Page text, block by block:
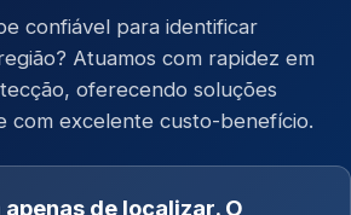
confiável para identificar
Atuamos com rapidez em
oferecendo soluções
com excelente custo-benefício.
de localizar. O